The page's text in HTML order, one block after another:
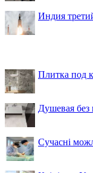
Индия
Плитка под
Душевая без
Сучасні